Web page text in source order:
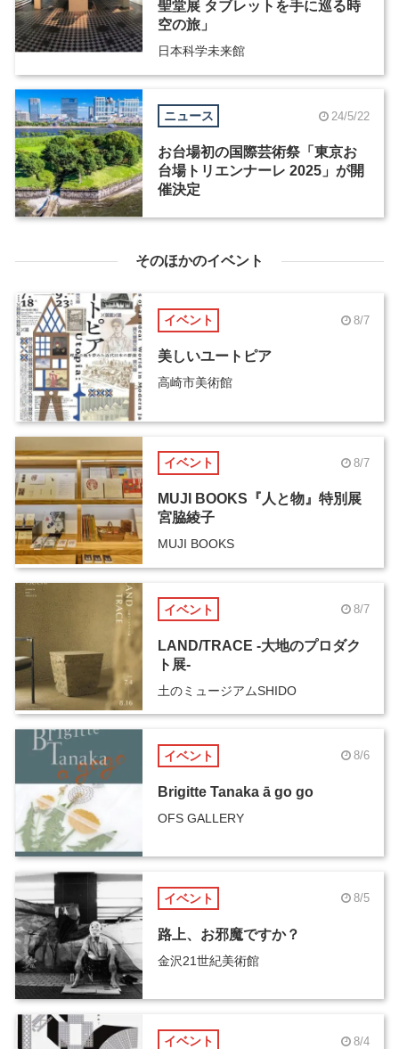
聖堂展 タブレットを手に巡る時
空の旅」
日本科学未来館
ニュース 24/5/22
お台場初の国際芸術祭「東京お
台場トリエンナーレ 2025」が開
催決定
そのほかのイベント
イベント 8/7
美しいユートピア
高崎市美術館
イベント 8/7
MUJI BOOKS『人と物』特別展
宮脇綾子
MUJI BOOKS
イベント 8/7
LAND/TRACE -大地のプロダク
ト展-
土のミュージアムSHIDO
イベント 8/6
Brigitte Tanaka ā go go
OFS GALLERY
イベント 8/5
路上、お邪魔ですか？
金沢21世紀美術館
イベント 8/4